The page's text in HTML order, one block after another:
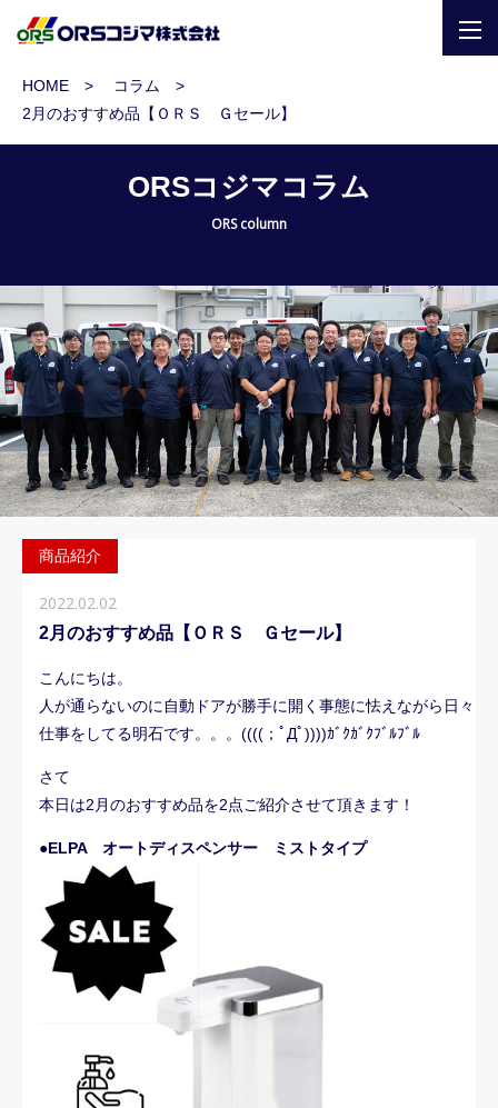
HOME
コラム
2月のおすすめ品【ＯＲＳ Ｇセール】
ORSコジマコラム
ORS column
商品紹介
2022.02.02
2月のおすすめ品【ＯＲＳ Ｇセール】
こんにちは。
人が通らないのに自動ドアが勝手に開く事態に怯えながら日々
仕事をしてる明石です。。。((((；ﾟДﾟ))))ｶﾞｸｶﾞｸﾌﾞﾙﾌﾞﾙ
さて
本日は2月のおすすめ品を2点ご紹介させて頂きます！
●ELPA オートディスペンサー ミストタイプ